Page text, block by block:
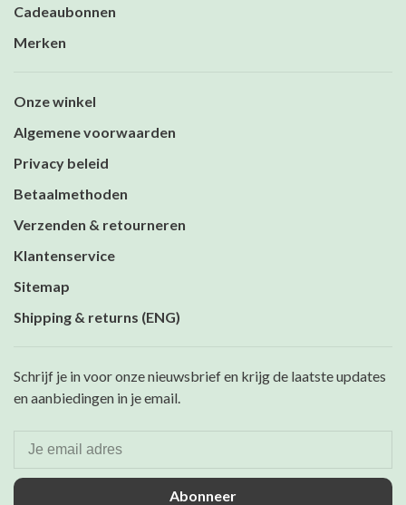
Cadeaubonnen
Merken
Onze winkel
Algemene voorwaarden
Privacy beleid
Betaalmethoden
Verzenden & retourneren
Klantenservice
Sitemap
Shipping & returns (ENG)
Schrijf je in voor onze nieuwsbrief en krijg de laatste updates
en aanbiedingen in je email.
Abonneer